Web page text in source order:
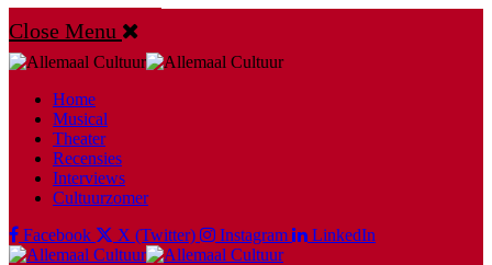
Close Menu
Home
Musical
Theater
Recensies
Interviews
Cultuurzomer
Facebook
X (Twitter) Instagram LinkedIn